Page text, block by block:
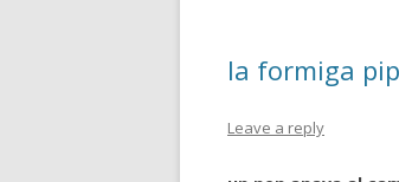
la formiga
Leave a reply